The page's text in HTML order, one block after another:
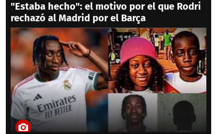
"Estaba hecho": el motivo por el que Rodri
rechazó al Madrid por el Barça